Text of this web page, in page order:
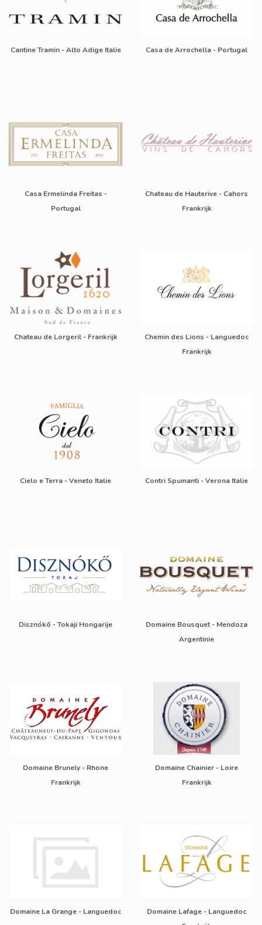
Cantine Tramin - Alto Adige Italie Casa de Arrochella - Portugal
Casa Ermelinda Freitas -
Portugal
Chateau de Hauterive - Cahors
Frankrijk
Chateau de Lorgeril - Frankrijk
Chemin des Lions - Languedoc
Frankrijk
Cielo e Terra - Veneto Italie Contri Spumanti - Verona Italie
Disznókõ - Tokaji Hongarije
Domaine Bousquet - Mendoza
Argentinie
Domaine Brunely - Rhone
Frankrijk
Domaine Chainier - Loire
Frankrijk
Domaine La Grange - Languedoc
Domaine Lafage - Languedoc